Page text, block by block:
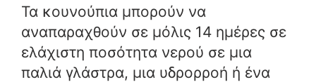
Τα κουνούπια μπορούν να
αναπαραχθούν σε μόλις 14 ημέρες σε
ελάχιστη ποσότητα νερού σε μια
παλιά γλάστρα, μια υδρορροή ή ένα